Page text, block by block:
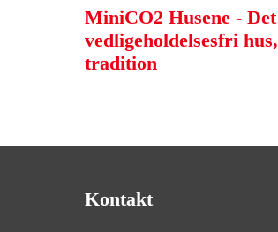
MiniCO2 Husene - Det
vedligeholdelsesfri hus,
tradition
Kontakt